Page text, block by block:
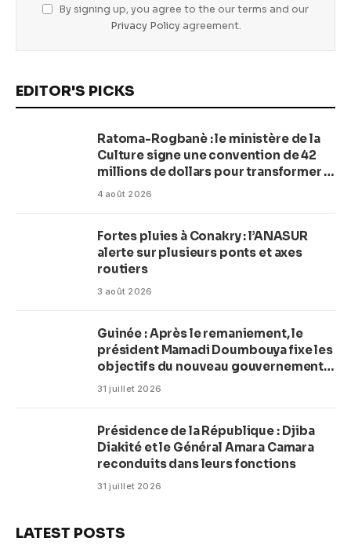
By signing up, you agree to the our terms and our
Privacy Policyagreement.
EDITOR'S PICKS
Ratoma-Rogbanè : le ministère de la
Culture signe une convention de 42
millions de dollars pour transformer la
plage en complexe balnéaire
4 août 2026
Fortes pluies à Conakry : l’ANASUR
alerte sur plusieurs ponts et axes
routiers
3 août 2026
Guinée : Après le remaniement, le
président Mamadi Doumbouya fixe les
objectifs du nouveau gouvernement
(CM)
31 juillet 2026
Présidence de la République : Djiba
Diakité et le Général Amara Camara
reconduits dans leurs fonctions
31 juillet 2026
LATEST POSTS